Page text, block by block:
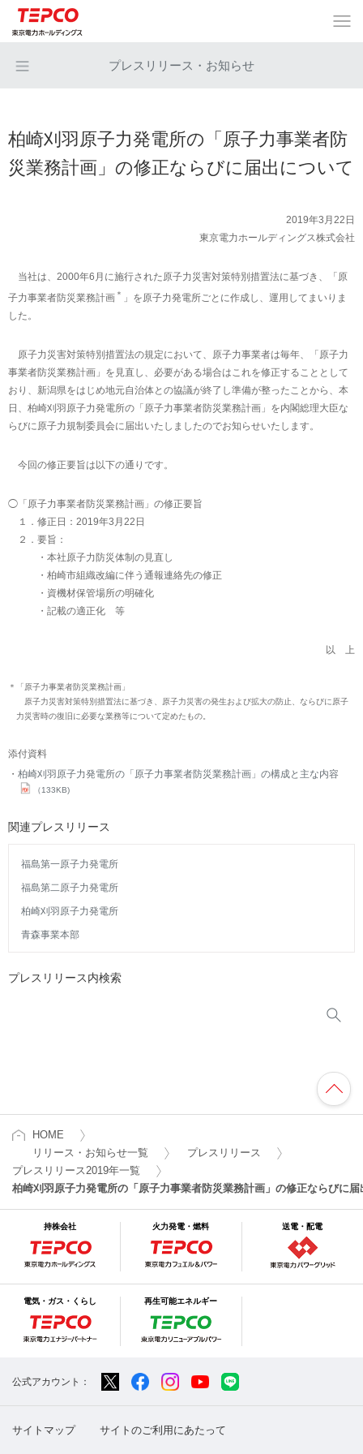
プレスリリース・お知らせ
柏崎刈羽原子力発電所の「原子力事業者防
災業務計画」の修正ならびに届出について
2019年3月22日
東京電力ホールディングス株式会社
当社は、2000年6月に施行された原子力災害対策特別措置法に基づき、「原
子力事業者防災業務計画 ＊
」を原子力発電所ごとに作成し、運用してまいりま
した。
原子力災害対策特別措置法の規定において、原子力事業者は毎年、「原子力
事業者防災業務計画」を見直し、必要がある場合はこれを修正することとして
おり、新潟県をはじめ地元自治体との協議が終了し準備が整ったことから、本
日、柏崎刈羽原子力発電所の「原子力事業者防災業務計画」を内閣総理大臣な
らびに原子力規制委員会に届出いたしましたのでお知らせいたします。
今回の修正要旨は以下の通りです。
◯「原子力事業者防災業務計画」の修正要旨
１．修正日：2019年3月22日
２．要旨：
・本社原子力防災体制の見直し
・柏崎市組織改編に伴う通報連絡先の修正
・資機材保管場所の明確化
・記載の適正化 等
以 上
＊
「原子力事業者防災業務計画」
原子力災害対策特別措置法に基づき、原子力災害の発生および拡大の防止、ならびに原子
力災害時の復旧に必要な業務等について定めたもの。
添付資料
柏崎刈羽原子力発電所の「原子力事業者防災業務計画」の構成と主な内容
（133KB)
関連プレスリリース
福島第一原子力発電所
福島第二原子力発電所
柏崎刈羽原子力発電所
青森事業本部
プレスリリース内検索
HOME
リリース・お知らせ一覧
プレスリリース
プレスリリース2019年一覧
柏崎刈羽原子力発電所の「原子力事業者防災業務計画」の修正ならびに届
持株会社 火力発電・燃料 送電・配電
電気・ガス・くらし 再生可能エネルギー
公式アカウント：
サイトマップ サイトのご利用にあたって